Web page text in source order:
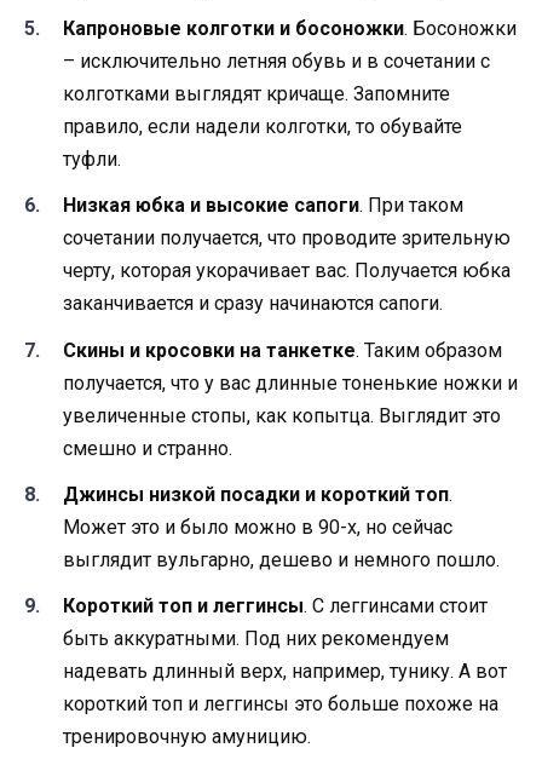
Капроновые колготки и босоножки. Босоножки
– исключительно летняя обувь и в сочетании с
колготками выглядят кричаще. Запомните
правило, если надели колготки, то обувайте
туфли.
Низкая юбка и высокие сапоги. При таком
сочетании получается, что проводите зрительную
черту, которая укорачивает вас. Получается юбка
заканчивается и сразу начинаются сапоги.
Скины и кросовки на танкетке. Таким образом
получается, что у вас длинные тоненькие ножки и
увеличенные стопы, как копытца. Выглядит это
смешно и странно.
Джинсы низкой посадки и короткий топ.
Может это и было можно в 90-х, но сейчас
выглядит вульгарно, дешево и немного пошло.
Короткий топ и леггинсы. С леггинсами стоит
быть аккуратными. Под них рекомендуем
надевать длинный верх, например, тунику. А вот
короткий топ и леггинсы это больше похоже на
тренировочную амуницию.